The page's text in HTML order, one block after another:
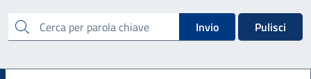
cerca Invio Pulisci